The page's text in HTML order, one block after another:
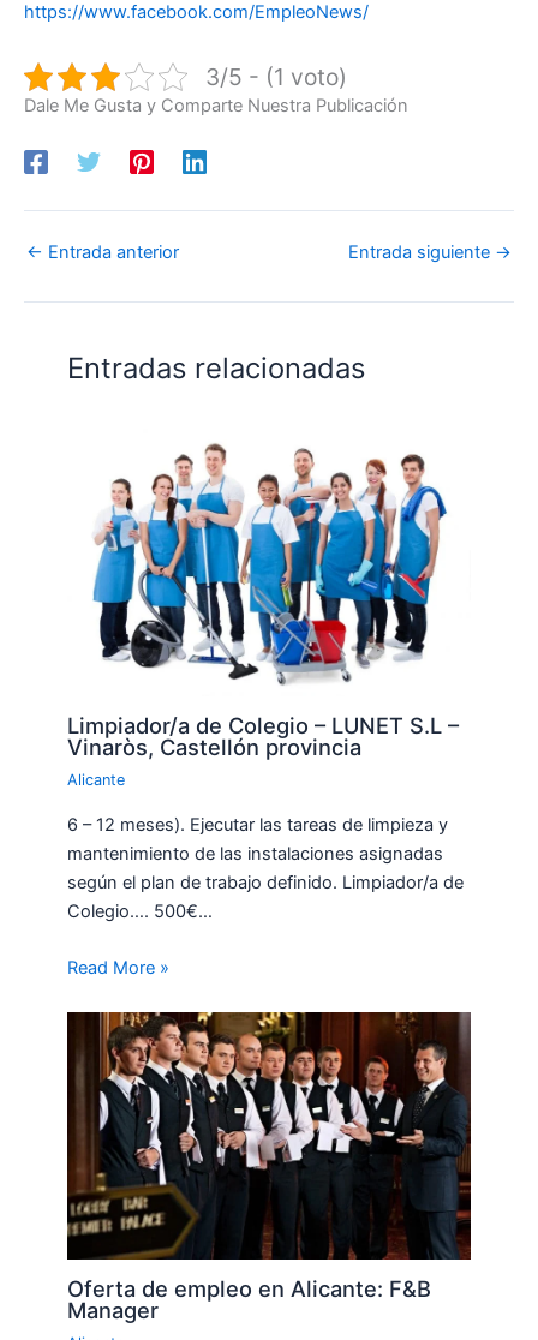
https://www.facebook.com/EmpleoNews/
3/5 - (1 voto)
Dale Me Gusta y Comparte Nuestra Publicación
← Entrada anterior Entrada siguiente →
Entradas relacionadas
Limpiador/a de Colegio – LUNET S.L –
Vinaròs, Castellón provincia
Alicante
6 – 12 meses). Ejecutar las tareas de limpieza y
mantenimiento de las instalaciones asignadas
según el plan de trabajo definido. Limpiador/a de
Colegio…. 500€…
Read More »
Oferta de empleo en Alicante: F&B
Manager